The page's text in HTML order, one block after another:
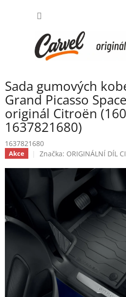
Sada gumových
Grand Picasso
originál Citroën
1637821680)
1637821680
Akce Značka: ORIGINÁLNÍ DÍL